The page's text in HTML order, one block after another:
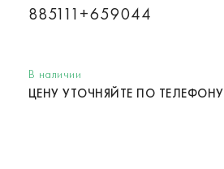
885111+659044
В наличии
ЦЕНУ УТОЧНЯЙТЕ ПО ТЕЛЕФОНУ